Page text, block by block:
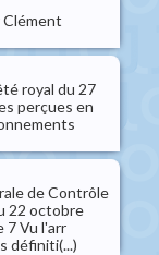
Clément
royal du 27
perçues en
de Contrôle
22 octobre
7 Vu l'arr
définiti(...)